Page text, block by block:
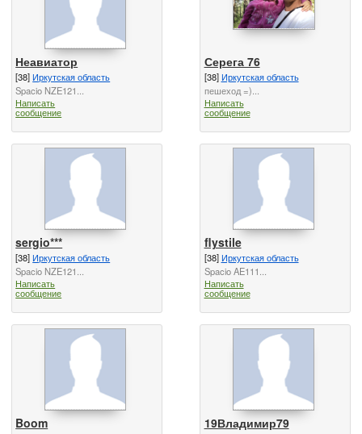
Неавиатор
[38]Иркутская область
Spacio NZE121...
Написать
сообщение
Серега 76
[38]Иркутская область
пешеход =)...
Написать
сообщение
sergio***
[38]Иркутская область
Spacio NZE121...
Написать
сообщение
flystile
[38]Иркутская область
Spacio AE111...
Написать
сообщение
Boom 19Владимир79